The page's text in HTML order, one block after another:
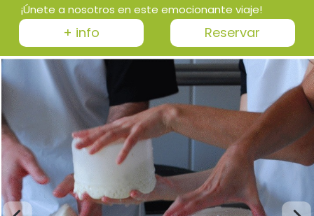
¡Únete a nosotros en este emocionante viaje!
+ info Reservar